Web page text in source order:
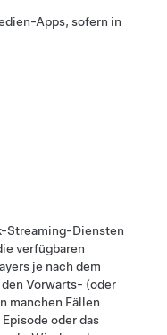
Apps, sofern in
Streaming-Diensten
verfügbaren
je nach dem
Vorwärts- (oder
manchen Fällen
oder das